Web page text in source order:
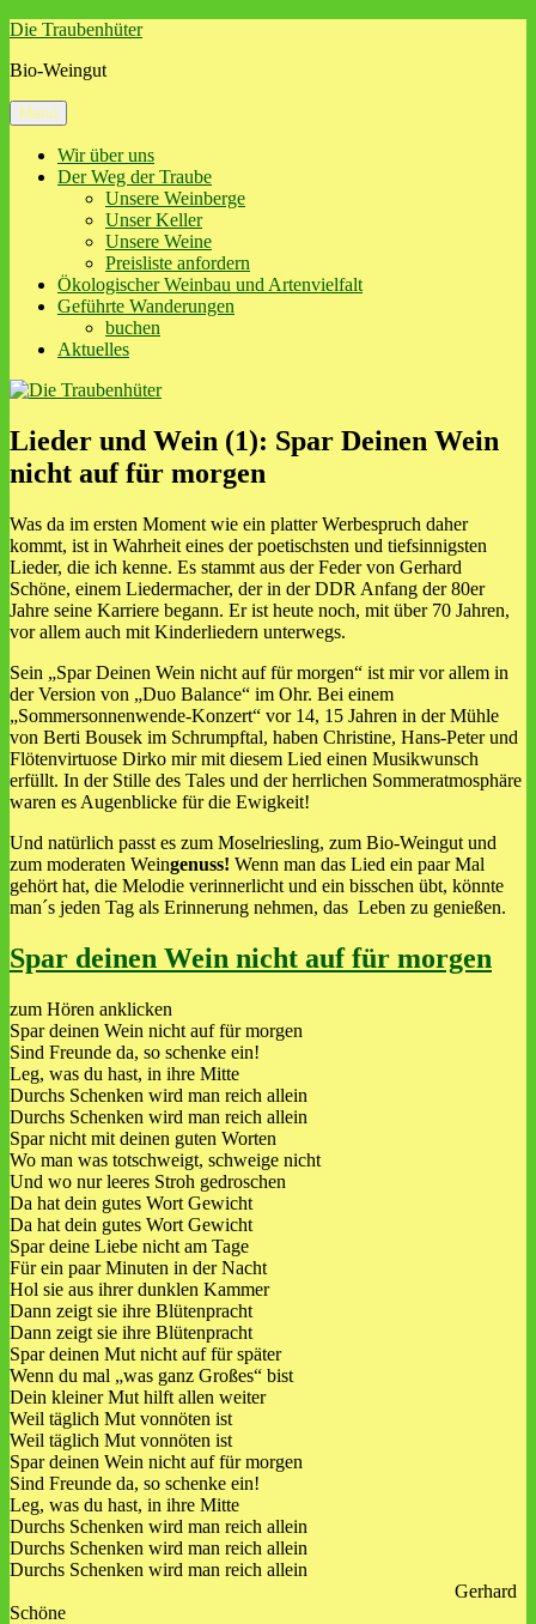
Zum
springen
Die Traubenhüter
Bio-Weingut
Menü
Wir über uns
Der Weg der Traube
Unsere Weinberge
Unser Keller
Unsere Weine
Preisliste anfordern
Ökologischer Weinbau und Artenvielfalt
Geführte Wanderungen
buchen
Aktuelles
Lieder und Wein (1): Spar Deinen Wein
nicht auf für morgen
Was da im ersten Moment wie ein platter Werbespruch daher
kommt, ist in Wahrheit eines der poetischsten und tiefsinnigsten
Lieder, die ich kenne. Es stammt aus der Feder von Gerhard
Schöne, einem Liedermacher, der in der DDR Anfang der 80er
Jahre seine Karriere begann. Er ist heute noch, mit über 70 Jahren,
vor allem auch mit Kinderliedern unterwegs.
Sein „Spar Deinen Wein nicht auf für morgen“ ist mir vor allem in
der Version von „Duo Balance“ im Ohr. Bei einem
„Sommersonnenwende-Konzert“ vor 14, 15 Jahren in der Mühle
von Berti Bousek im Schrumpftal, haben Christine, Hans-Peter und
Flötenvirtuose Dirko mir mit diesem Lied einen Musikwunsch
erfüllt. In der Stille des Tales und der herrlichen Sommeratmosphäre
waren es Augenblicke für die Ewigkeit!
Und natürlich passt es zum Moselriesling, zum Bio-Weingut und
zum moderaten Weingenuss! Wenn man das Lied ein paar Mal
gehört hat, die Melodie verinnerlicht und ein bisschen übt, könnte
man´s jeden Tag als Erinnerung nehmen, das Leben zu genießen.
Spar deinen Wein nicht auf für morgen
zum Hören anklicken
Spar deinen Wein nicht auf für morgen
Sind Freunde da, so schenke ein!
Leg, was du hast, in ihre Mitte
Durchs Schenken wird man reich allein
Durchs Schenken wird man reich allein
Spar nicht mit deinen guten Worten
Wo man was totschweigt, schweige nicht
Und wo nur leeres Stroh gedroschen
Da hat dein gutes Wort Gewicht
Da hat dein gutes Wort Gewicht
Spar deine Liebe nicht am Tage
Für ein paar Minuten in der Nacht
Hol sie aus ihrer dunklen Kammer
Dann zeigt sie ihre Blütenpracht
Dann zeigt sie ihre Blütenpracht
Spar deinen Mut nicht auf für später
Wenn du mal „was ganz Großes“ bist
Dein kleiner Mut hilft allen weiter
Weil täglich Mut vonnöten ist
Weil täglich Mut vonnöten ist
Spar deinen Wein nicht auf für morgen
Sind Freunde da, so schenke ein!
Leg, was du hast, in ihre Mitte
Durchs Schenken wird man reich allein
Durchs Schenken wird man reich allein
Durchs Schenken wird man reich allein
Gerhard
Schöne